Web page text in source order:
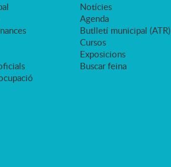
Notícies
Agenda
Butlletí municipal (ATR)
Cursos
Exposicions
Buscar feina